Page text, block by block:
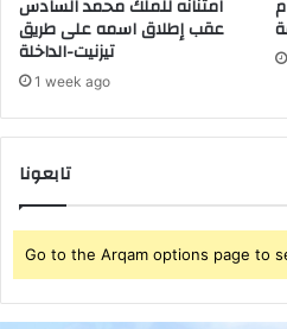
امتنانه للملك محمد السادس
عقب إطلاق اسمه على طريق
تيزنيت-الداخلة
1 week ago
تابعونا
Go to the Arqam options page to